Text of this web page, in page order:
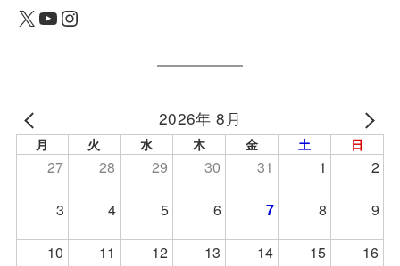
X YouTube
Instagram
2026年 8月
月 火 水 木 金 土 日
27 28 29 30 31 1 2
3 4 5 6 7 8 9
10 11 12 13 14 15 16